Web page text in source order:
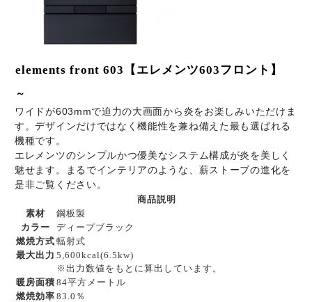
elements front 603【エレメンツ603フロント】
～
ワイドが603mmで迫力の大画面から炎をお楽しみいただけま
す。デザインだけではなく機能性を兼ね備えた最も選ばれる
機種です。
エレメンツのシンプルかつ優美なシステム構成が炎を美しく
魅せます。まるでインテリアのような、薪ストーブの進化を
是非ご覧ください。
商品説明
素材
鋼板製
カラー
ディープブラック
燃焼方式 輻射式
最大出力 5,600kcal(6.5kw)
※出力数値をもとに算出しています。
暖房面積 84平方メートル
燃焼効率 83.0％